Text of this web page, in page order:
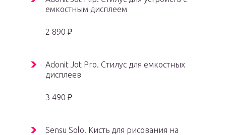
емкостным дисплеем
2 890 ₽
Adonit Jot Pro. Стилус для емкостных
дисплеев
3 490 ₽
Sensu Solo. Кисть для рисования на